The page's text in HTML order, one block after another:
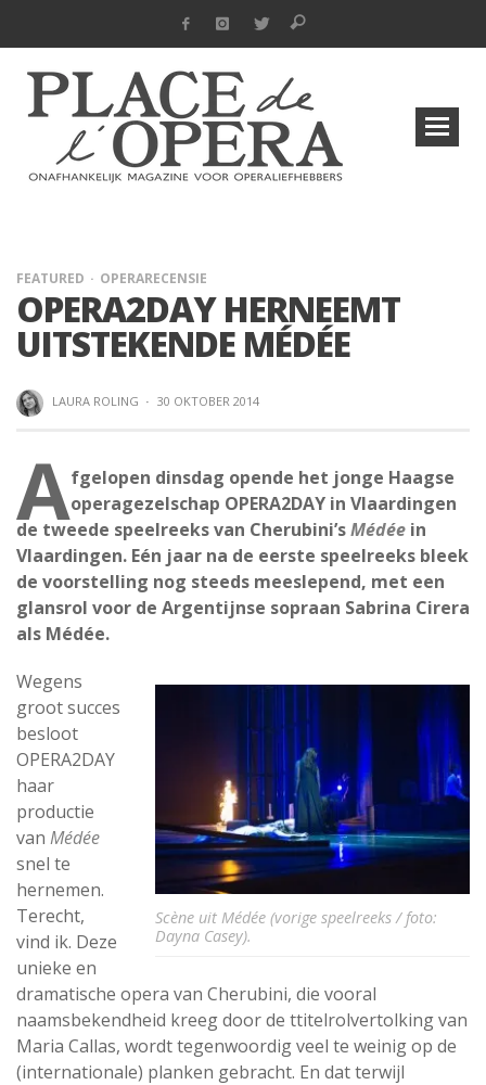
FEATURED OPERARECENSIE
OPERA2DAY HERNEEMT
UITSTEKENDE MÉDÉE
LAURA ROLING · 30 OKTOBER 2014
Afgelopen dinsdag opende het jonge Haagse
operagezelschap OPERA2DAY in Vlaardingen
de tweede speelreeks van Cherubini’sMédée in
Vlaardingen. Eén jaar na de eerste speelreeks bleek
de voorstelling nog steeds meeslepend, met een
glansrol voor de Argentijnse sopraan Sabrina Cirera
als Médée.
Scène uit Médée (vorige speelreeks / foto:
Dayna Casey).
Wegens
groot succes
besloot
OPERA2DAY
haar
productie
van Médée
snel te
hernemen.
Terecht,
vind ik. Deze
unieke en
dramatische opera van Cherubini, die vooral
naamsbekendheid kreeg door de ttitelrolvertolking van
Maria Callas, wordt tegenwoordig veel te weinig op de
(internationale) planken gebracht. En dat terwijl